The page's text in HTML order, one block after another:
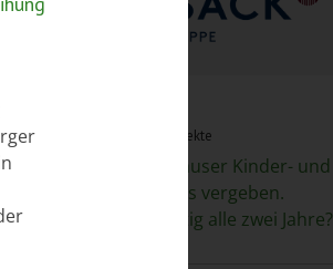
Aktuelles / Presse / Projekte
Erster Barsinghäuser Kinder- und
Jugendkunstpreis vergeben.
Verleihung künftig alle zwei Jahre?